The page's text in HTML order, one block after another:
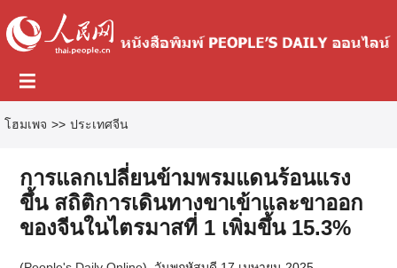
โฮมเพจ >> ประเทศจีน
การแลกเปลี่ยนข้ามพรมแดนร้อนแรง
ขึ้น สถิติการเดินทางขาเข้าและขาออก
ของจีนในไตรมาสที่ 1 เพิ่มขึ้น 15.3%